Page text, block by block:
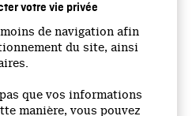
votre vie privée
de navigation afin
du site, ainsi
que vos informations
manière, vous pouvez